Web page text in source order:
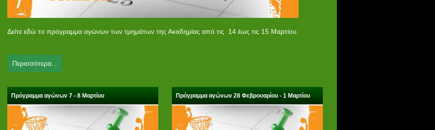
Δείτε εδώ το πρόγραμμα αγώνων των τμημάτων της Ακαδημίας από τις 14 έως τις 15 Μαρτίου.
Περισσότερα...
Πρόγραμμα αγώνων 7 - 8 Μαρτίου Πρόγραμμα αγώνων 28 Φεβρουαρίου - 1 Μαρτίου